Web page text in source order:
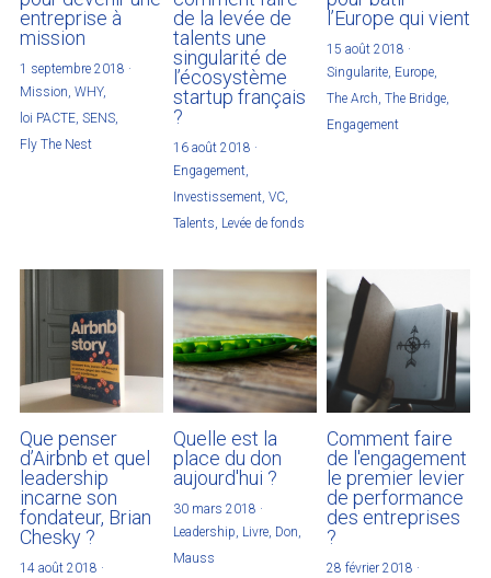
entreprise à
mission
1 septembre 2018 ·
Mission, WHY,
loi PACTE, SENS,
Fly The Nest
de la levée de
talents une
singularité de
l’écosystème
startup français
?
16 août 2018 ·
Engagement,
Investissement, VC,
Talents, Levée de fonds
l’Europe qui vient
15 août 2018 ·
Singularite, Europe,
The Arch, The Bridge,
Engagement
Que penser
d’Airbnb et quel
leadership
incarne son
fondateur, Brian
Chesky ?
14 août 2018 ·
Quelle est la
place du don
aujourd'hui ?
30 mars 2018 ·
Leadership, Livre, Don,
Mauss
Comment faire
de l'engagement
le premier levier
de performance
des entreprises
?
28 février 2018 ·